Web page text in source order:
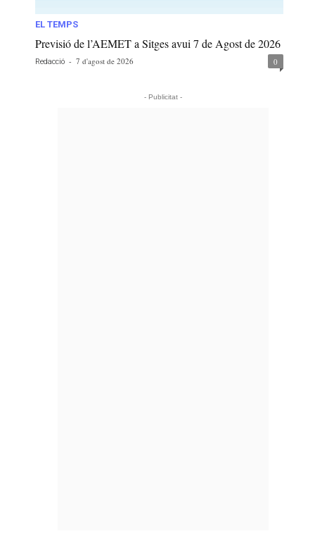
EL TEMPS
Previsió de l’AEMET a Sitges avui 7 de Agost de 2026
Redacció - 7 d'agost de 2026 0
- Publicitat -